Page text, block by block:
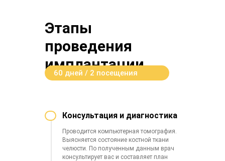
60 дней / 2 посещения
врача
Этапы
проведения
имплантации
Консультация и диагностика
Проводится компьютерная томография.
Выясняется состояние костной ткани
челюсти. По полученным данным врач
консультирует вас и составляет план